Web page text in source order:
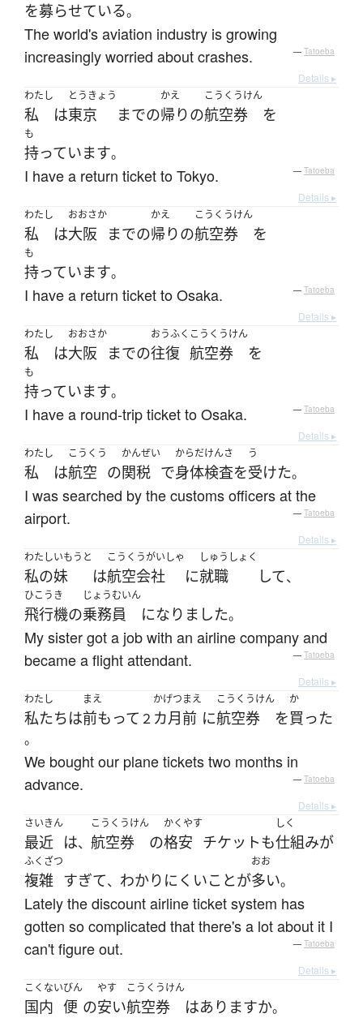
を募らせている。
The world's aviation industry is growing
increasingly worried about crashes.
— Tatoeba
Details ▸
わたし
私 は
とうきょう
東京 までの
かえ
帰りの
こうくうけん
航空券 を
も
持っています。
I have a return ticket to Tokyo. — Tatoeba
Details ▸
わたし
私 は
おおさか
大阪 までの
かえ
帰りの
こうくうけん
航空券 を
も
持っています。
I have a return ticket to Osaka. — Tatoeba
Details ▸
わたし
私 は
おおさか
大阪 までの
おうふく
往復
こうくうけん
航空券 を
も
持っています。
I have a round-trip ticket to Osaka. — Tatoeba
Details ▸
わたし
私 は
こうくう
航空 の
かんぜい
関税 で
からだ
身体
けんさ
検査を
う
受けた。
I was searched by the customs officers at the
airport.
— Tatoeba
Details ▸
わたし
私の
いもうと
妹 は
こうくうがいしゃ
航空会社 に
しゅうしょく
就職 して、
ひこうき
飛行機の
じょうむいん
乗務員 になりました。
My sister got a job with an airline company and
became a flight attendant.
— Tatoeba
Details ▸
わたし
私たちは
まえ
前もって ２
かげつ
カ月
まえ
前 に
こうくうけん
航空券 を
か
買った
。
We bought our plane tickets two months in
advance.
— Tatoeba
Details ▸
さいきん
最近 は、
こうくうけん
航空券 の
かくやす
格安 チケットも
しく
仕組みが
ふくざつ
複雑 すぎて、 わかりにくいことが
おお
多い。
Lately the discount airline ticket system has
gotten so complicated that there's a lot about it I
can't figure out.
— Tatoeba
Details ▸
こくない
国内
びん
便 の
やす
安い
こうくうけん
航空券 はありますか。